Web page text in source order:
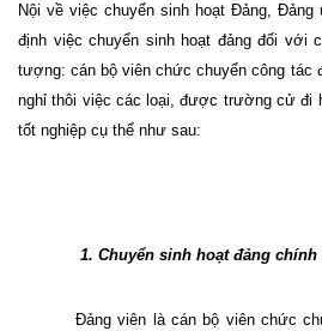
Nội về việc chuyển sinh hoạt Đảng,
định việc chuyển sinh hoạt đảng đối với
tượng: cán bộ viên chức chuyển công tác
nghỉ thôi việc các loại, được trường cử đi
tốt nghiệp cụ thể như sau:
1. Chuyển sinh hoạt đảng
Đảng viên là cán bộ viên chức